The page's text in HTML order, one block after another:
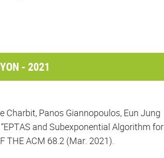
- 2021
Charbit, Panos Giannopoulos, Eun Jung
and Subexponential Algorithm for
THE ACM 68.2 (Mar. 2021).